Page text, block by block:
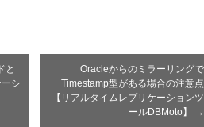
と
シ
Oracleからのミラーリングで
Timestamp型がある場合の注意点
【リアルタイムレプリケーションツ
ールDBMoto】
→